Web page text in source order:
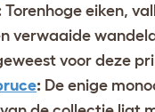
Torenhoge eiken,
verwaaide
voor deze
: De enige